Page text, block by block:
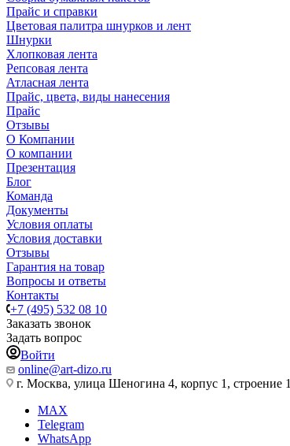
Прайс и справки
Цветовая палитра шнурков и лент
Шнурки
Хлопковая лента
Репсовая лента
Атласная лента
Прайс, цвета, виды нанесения
Прайс
Отзывы
О Компании
О компании
Презентация
Блог
Команда
Документы
Условия оплаты
Условия доставки
Отзывы
Гарантия на товар
Вопросы и ответы
Контакты
+7 (495) 532 08 10
Заказать звонок
Задать вопрос
Войти
online@art-dizo.ru
г. Москва, улица Шеногина 4, корпус 1, строение 1
MAX
Telegram
WhatsApp